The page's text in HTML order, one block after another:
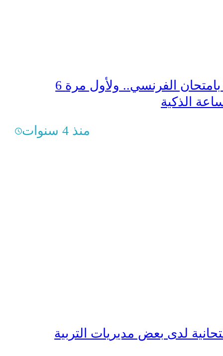
6 حالات غش بامتحان الفرنسي.. ولأول مرة
الذكية
منذ 4 سنوات
لدى بعض مديريات التربية